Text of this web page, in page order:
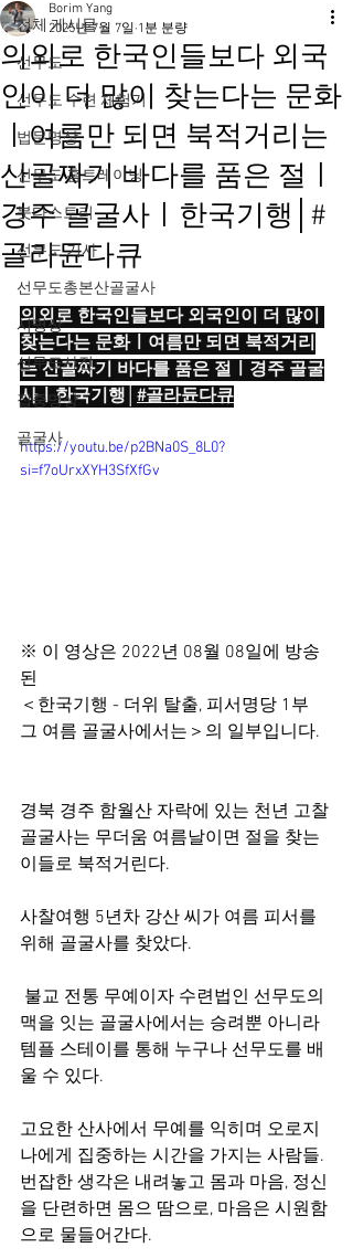
전체 게시물
선무도
선무도 수련 체험기
법문명상
선무도 홈트레이닝
붓다스토리
선무도 기사
선무도총본산골굴사
시명상
선무도사진
집중명상
골굴사
의외로 한국인들보다 외국
인이 더 많이 찾는다는 문화
ㅣ여름만 되면 북적거리는
산골짜기 바다를 품은 절ㅣ
경주 골굴사ㅣ한국기행│#
골라듄다큐
Borim Yang
2025년 7월 7일 1분 분량
의외로 한국인들보다 외국인이 더 많이
찾는다는 문화ㅣ여름만 되면 북적거리
는 산골짜기 바다를 품은 절ㅣ경주 골굴
사ㅣ한국기행│ #골라듄다큐
https://youtu.be/p2BNa0S_8L0?
si=f7oUrxXYH3SfXfGv
※ 이 영상은 2022년 08월 08일에 방송
된
＜한국기행 - 더위 탈출, 피서명당 1부
그 여름 골굴사에서는＞의 일부입니다.
경북 경주 함월산 자락에 있는 천년 고찰
골굴사는 무더움 여름날이면 절을 찾는
이들로 북적거린다.
사찰여행 5년차 강산 씨가 여름 피서를
위해 골굴사를 찾았다.
맥을 잇는 골굴사에서는 승려뿐 아니라
템플 스테이를 통해 누구나 선무도를 배
울 수 있다.
고요한 산사에서 무예를 익히며 오로지
나에게 집중하는 시간을 가지는 사람들.
번잡한 생각은 내려놓고 몸과 마음, 정신
을 단련하면 몸으 땀으로, 마음은 시원함
으로 물들어간다.